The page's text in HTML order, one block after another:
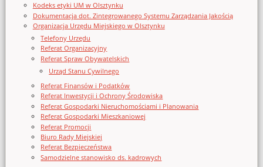
Kodeks etyki UM w Olsztynku
Dokumentacja dot. Zintegrowanego Systemu Zarządzania Jakością
Organizacja Urzędu Miejskiego w Olsztynku
Telefony Urzędu
Referat Organizacyjny
Referat Spraw Obywatelskich
Urząd Stanu Cywilnego
Referat Finansów i Podatków
Referat Inwestycji i Ochrony Środowiska
Referat Gospodarki Nieruchomościami i Planowania
Referat Gospodarki Mieszkaniowej
Referat Promocji
Biuro Rady Miejskiej
Referat Bezpieczeństwa
Samodzielne stanowisko ds. kadrowych